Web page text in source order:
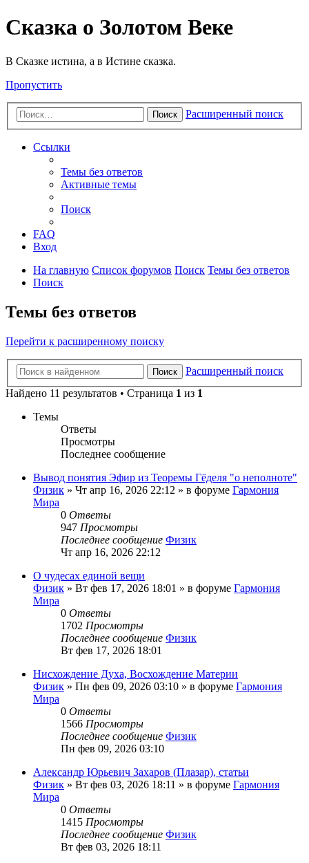
Сказка о Золотом Веке
В Сказке истина, а в Истине сказка.
Пропустить
Поиск Расширенный поиск
Ссылки
Темы без ответов
Активные темы
Поиск
FAQ
Вход
На главную Список форумов Поиск Темы без ответов
Поиск
Темы без ответов
Перейти к расширенному поиску
Поиск
Расширенный поиск
Найдено 11 результатов • Страница 1 из 1
Темы
Ответы
Просмотры
Последнее сообщение
Вывод понятия Эфир из Теоремы Гёделя "о неполноте"
Физик » Чт апр 16, 2026 22:12 » в форуме Гармония
Мира
0 Ответы
947 Просмотры
Последнее сообщение Физик
Чт апр 16, 2026 22:12
О чудесах единой вещи
Физик » Вт фев 17, 2026 18:01 » в форуме Гармония
Мира
0 Ответы
1702 Просмотры
Последнее сообщение Физик
Вт фев 17, 2026 18:01
Нисхождение Духа, Восхождение Материи
Физик » Пн фев 09, 2026 03:10 » в форуме Гармония
Мира
0 Ответы
1566 Просмотры
Последнее сообщение Физик
Пн фев 09, 2026 03:10
Александр Юрьевич Захаров (Плазар), статьи
Физик » Вт фев 03, 2026 18:11 » в форуме Гармония
Мира
0 Ответы
1415 Просмотры
Последнее сообщение Физик
Вт фев 03, 2026 18:11